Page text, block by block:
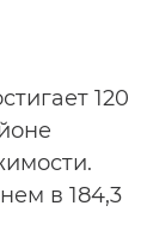
120
в 184,3